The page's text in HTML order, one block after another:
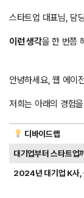
스타트업 대표님, 담
이런 생각을 한 번쯤
안녕하세요, 웹 에이
저희는 아래의 경험
디바이드랩
대기업부터 스타트업
2024년 대기업 K사,